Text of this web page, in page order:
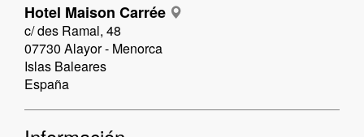
Hotel Maison Carrée
c/ des Ramal, 48
07730 Alayor - Menorca
Islas Baleares
España